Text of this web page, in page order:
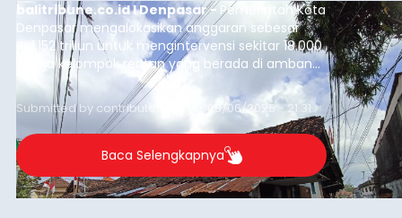
balitribune.co.id I Denpasar - Pemerintah Kota
Denpasar mengalokasikan anggaran sebesar
Rp1,152 triliun untuk mengintervensi sekitar 18.000
warga kelompok rentan yang berada di ambang
garis kemiskinan. Langkah strategis ini diambil
guna menjaga masyarakat yang berada pada
kelompok desil 5 dan 6 tersebut agar tidak
merosot ke kategori miskin.
Submitted by contributor Thu, 08/06/2026 - 21:31
Baca Selengkapnya